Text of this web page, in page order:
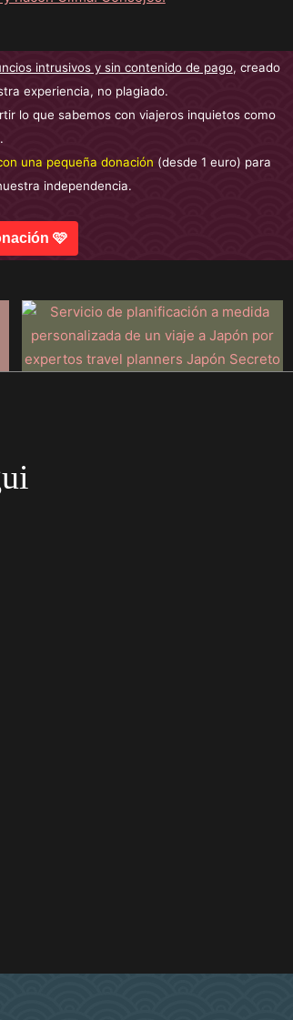
intrusivos y sin contenido de pago, creado
experiencia, no plagiado.
lo que sabemos con viajeros inquietos como
una pequeña donación (desde 1 euro) para
independencia.
🩷